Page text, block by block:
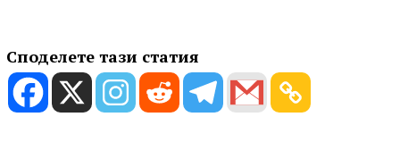
Споделете тази статия